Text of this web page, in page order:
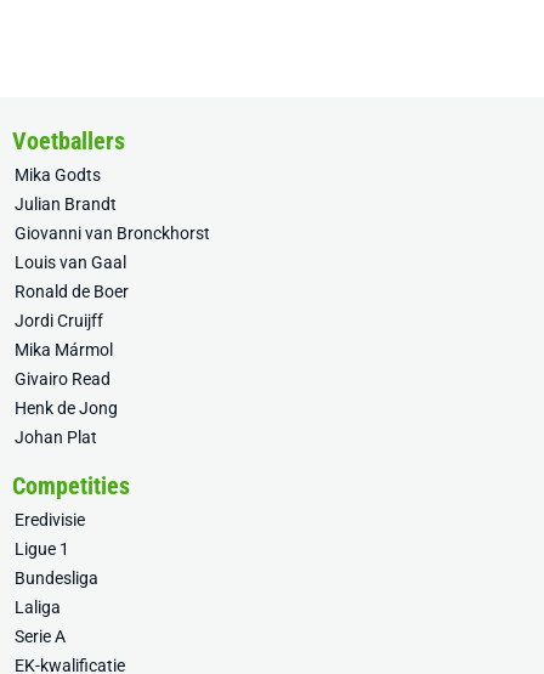
Voetballers
Mika Godts
Julian Brandt
Giovanni van Bronckhorst
Louis van Gaal
Ronald de Boer
Jordi Cruijff
Mika Mármol
Givairo Read
Henk de Jong
Johan Plat
Competities
Eredivisie
Ligue 1
Bundesliga
Laliga
Serie A
EK-kwalificatie